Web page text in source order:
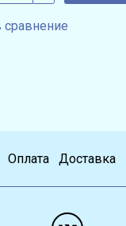
Оплата Доставка